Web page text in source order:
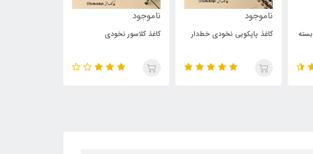
ناموجود
کاغذ کلاسور نخودی
130,000 تومان
دفترچه یادداشت مدل
تعقیب کد 2216 Trafalgar